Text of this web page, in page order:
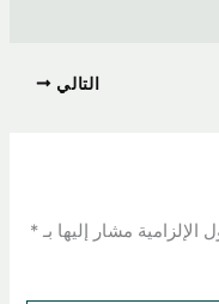
التالي
الإلزامية مشار إليها بـ *